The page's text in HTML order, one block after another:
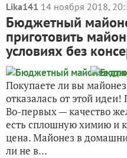
Lika141 14 ноября 2018,
Бюджетный
приготовить
условиях без
Покупаете ли вы
отказалась от этой
Во-первых — качество
есть сплошную химию и
цена. Майонез в
ли не в...